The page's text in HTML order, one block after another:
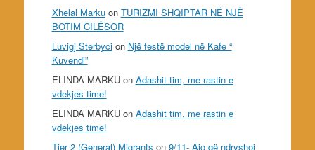
Xhelal Markuon TURIZMI SHQIPTAR NË NJË
BOTIM CILËSOR
Luvigj Sterbycion Një festë model në Kafe “
Kuvendi”
ELINDA MARKUon Adashit tim, me rastin e
vdekjes time!
ELINDA MARKUon Adashit tim, me rastin e
vdekjes time!
Tier 2 (General) Migrants on 9/11- Ajo që ndryshoi